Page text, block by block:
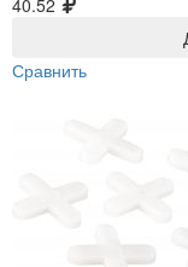
40.52
Сравнить